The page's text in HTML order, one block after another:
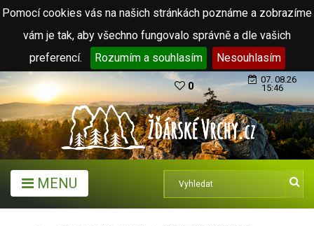
Pomocí cookies vás na našich stránkách poznáme a zobrazíme
vám je tak, aby všechno fungovalo správně a dle vašich
preferencí.
Rozumím a souhlasím Nesouhlasím
0
07. 08.26
15:46
MENU